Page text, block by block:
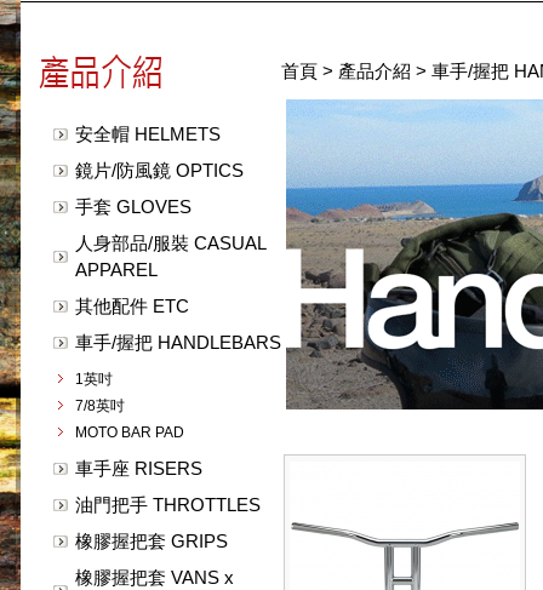
安全帽 HELMETS
鏡片/防風鏡 OPTICS
手套 GLOVES
人身部品/服裝 CASUAL
APPAREL
其他配件 ETC
車手/握把 HANDLEBARS
1英吋
7/8英吋
MOTO BAR PAD
車手座 RISERS
油門把手 THROTTLES
橡膠握把套 GRIPS
橡膠握把套 VANS x
首頁 > 產品介紹 > 車手/握把